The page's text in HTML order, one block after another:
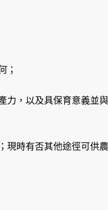
；
力，以及具保育意義並
現時有否其他途徑可供